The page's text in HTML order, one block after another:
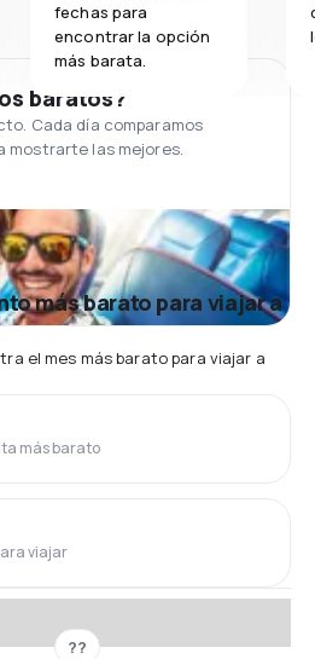
fechas para
encontrar la opción
más barata.
baratos?
Cada día comparamos
mostrarte las mejores.
más barato para viajar a
el mes más barato para viajar a
más barato
viajar
??